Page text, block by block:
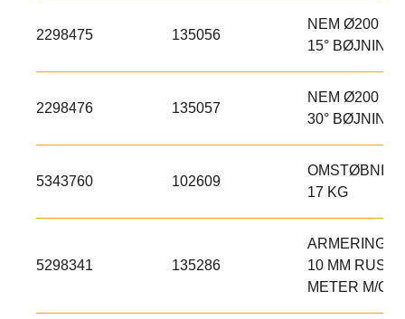
2298475 135056
NEM Ø200
15° BØJNING
2298476 135057
NEM Ø200
30° BØJNING
5343760 102609
17 KG
5298341 135286
10 MM
METER M/